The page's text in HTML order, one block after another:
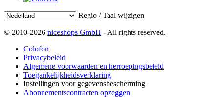
Regio / Taal wijzigen
© 2010-2026 niceshops GmbH - All rights reserved.
Colofon
Privacybeleid
Algemene voorwaarden en herroepingsbeleid
Toegankelijkheidsverklaring
Instellingen voor gegevensbescherming
Abonnementscontracten opzeggen